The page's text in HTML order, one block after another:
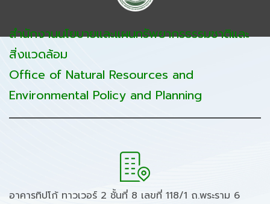
สำนักงานนโยบายและแผนทรัพยากรธรรมชาติและ
สิ่งแวดล้อม
Office of Natural Resources and
Environmental Policy and Planning
อาคารทิปโก้ ทาวเวอร์ 2 ชั้นที่ 8 เลขที่ 118/1 ถ.พระราม 6